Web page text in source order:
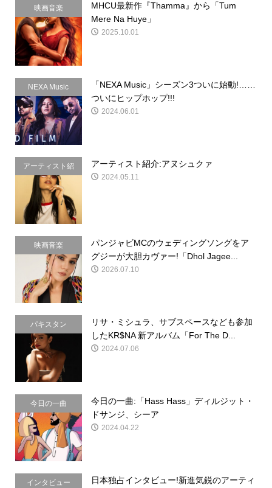
映画音楽
MHCU最新作『Thamma』から「Tum
Mere Na Huye」
2025.10.01
NEXA Music
「NEXA Music」シーズン3ついに始動!……
ついにヒップホップ!!!
2024.06.01
アーティスト紹
介
アーティスト紹介:アヌシュクァ
2024.05.11
映画音楽
パンジャビMCのウェディングソングをア
グジーが大胆カヴァー!「Dhol Jagee...
2026.07.10
パキスタン
リサ・ミシュラ、サブスペースなども参加
したKR$NA 新アルバム「For The D...
2024.07.06
今日の一曲
今日の一曲:「Hass Hass」ディルジット・
ドサンジ、シーア
2024.04.22
インタビュー
日本独占インタビュー!新進気鋭のアーティ